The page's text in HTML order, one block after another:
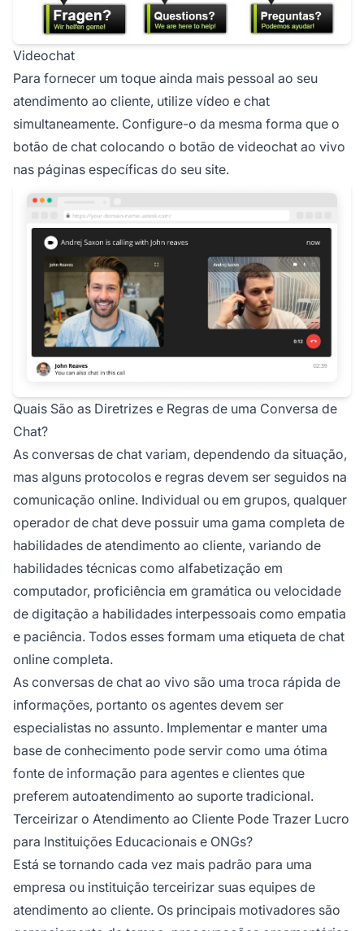
Videochat
Para fornecer um toque ainda mais pessoal ao seu
atendimento ao cliente, utilize vídeo e chat
simultaneamente. Configure-o da mesma forma que o
botão de chat colocando o botão de videochat ao vivo
nas páginas específicas do seu site.
Quais São as Diretrizes e Regras de uma Conversa de
Chat?
As conversas de chat variam, dependendo da situação,
mas alguns protocolos e regras devem ser seguidos na
comunicação online. Individual ou em grupos, qualquer
operador de chat deve possuir uma gama completa de
habilidades de atendimento ao cliente, variando de
habilidades técnicas como alfabetização em
computador, proficiência em gramática ou velocidade
de digitação a habilidades interpessoais como empatia
e paciência. Todos esses formam uma etiqueta de chat
online completa.
As conversas de chat ao vivo são uma troca rápida de
informações, portanto os agentes devem ser
especialistas no assunto. Implementar e manter uma
base de conhecimento pode servir como uma ótima
fonte de informação para agentes e clientes que
preferem autoatendimento ao suporte tradicional.
Terceirizar o Atendimento ao Cliente Pode Trazer Lucro
para Instituições Educacionais e ONGs?
Está se tornando cada vez mais padrão para uma
empresa ou instituição terceirizar suas equipes de
atendimento ao cliente. Os principais motivadores são